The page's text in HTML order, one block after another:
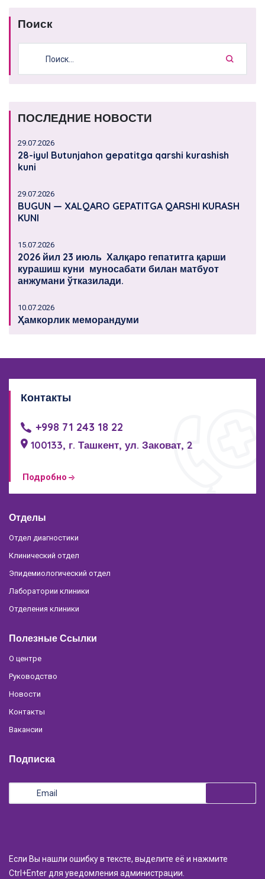
Поиск
ПОСЛЕДНИЕ НОВОСТИ
29.07.2026
28-iyul Butunjahon gepatitga qarshi kurashish
kuni
29.07.2026
BUGUN — XALQARO GEPATITGA QARSHI KURASH
KUNI
15.07.2026
2026 йил 23 июль Халқаро гепатитга қарши
курашиш куни муносабати билан матбуот
анжумани ўтказилади.
10.07.2026
Ҳамкорлик меморандуми
Контакты
+998 71 243 18 22
100133, г. Ташкент, ул. Заковат, 2
Подробно
Отделы
Отдел диагностики
Клинический отдел
Эпидемиологический отдел
Лаборатории клиники
Отделения клиники
Полезные Ссылки
О центре
Руководство
Новости
Контакты
Вакансии
Подписка
Если Вы нашли ошибку в тексте, выделите её и нажмите
Ctrl+Enter для уведомления администрации.